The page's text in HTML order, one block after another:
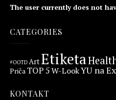
The user currently does not
CATEGORIES
#OOTD ArtEtiketa
Priča TOP 5W-LookYU na Ex
KONTAKT